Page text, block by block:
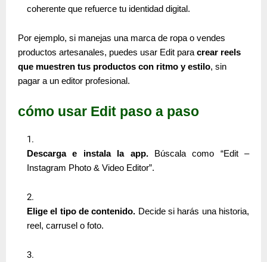
coherente que refuerce tu identidad digital.
Por ejemplo, si manejas una marca de ropa o vendes
productos artesanales, puedes usar Edit para crear reels
que muestren tus productos con ritmo y estilo, sin
pagar a un editor profesional.
cómo usar Edit paso a paso
Descarga e instala la app.Búscala como “Edit –
Instagram Photo & Video Editor”.
Elige el tipo de contenido. Decide si harás una historia,
reel, carrusel o foto.